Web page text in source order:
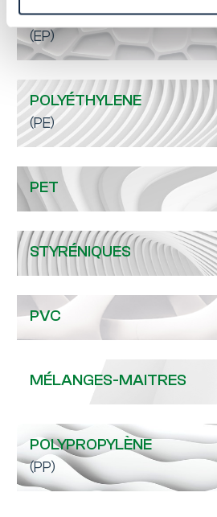
POLYMERES TECHNIQUES
(EP)
POLYÉTHYLENE
(PE)
PET
STYRÉNIQUES
PVC
MÉLANGES-MAITRES
POLYPROPYLÈNE
(PP)